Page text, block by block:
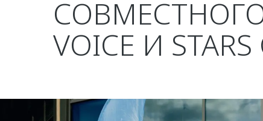
СОВМЕСТНОГО
VOICE И STARS